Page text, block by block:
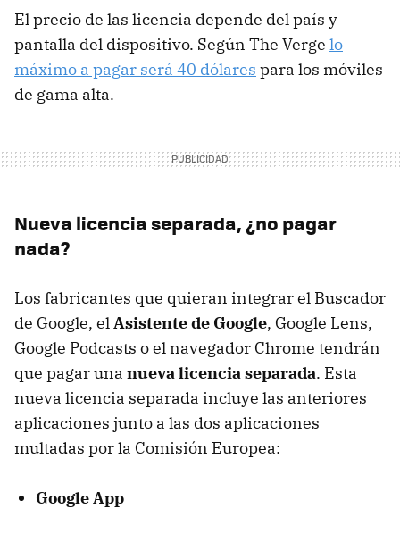
El precio de las licencia depende del país y
pantalla del dispositivo. Según The Verge lo
máximo a pagar será 40 dólares para los móviles
de gama alta.
Nueva licencia separada, ¿no pagar
nada?
Los fabricantes que quieran integrar el Buscador
de Google, elAsistente de Google, Google Lens,
Google Podcasts o el navegador Chrome tendrán
que pagar una nueva licencia separada. Esta
nueva licencia separada incluye las anteriores
aplicaciones junto a las dos aplicaciones
multadas por la Comisión Europea:
Google App